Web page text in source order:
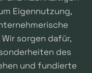
Eigennutzung,
sorgen dafür,
des
und fundierte